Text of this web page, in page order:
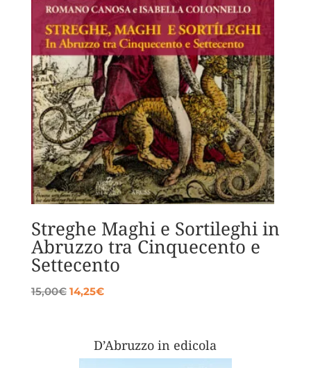
Streghe Maghi e Sortileghi in
Abruzzo tra Cinquecento e
Settecento
15,00€ Il
15,00€.
14,25€Il
è:
14,25€.
D’Abruzzo in edicola